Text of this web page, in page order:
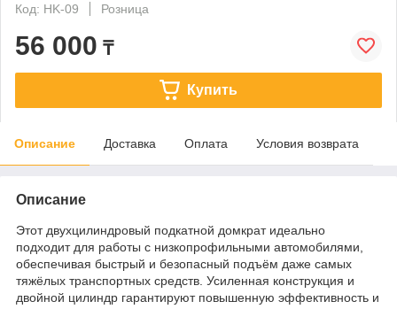
Код: HK-09
Розница
56 000 ₸
Купить
Описание Доставка Оплата Условия возврата
Описание
Этот двухцилиндровый подкатной домкрат идеально
подходит для работы с низкопрофильными автомобилями,
обеспечивая быстрый и безопасный подъём даже самых
тяжёлых транспортных средств. Усиленная конструкция и
двойной цилиндр гарантируют повышенную эффективность и